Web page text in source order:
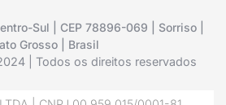
Sul | CEP 78896-069 | Sorriso |
Grosso | Brasil
| Todos os direitos reservados